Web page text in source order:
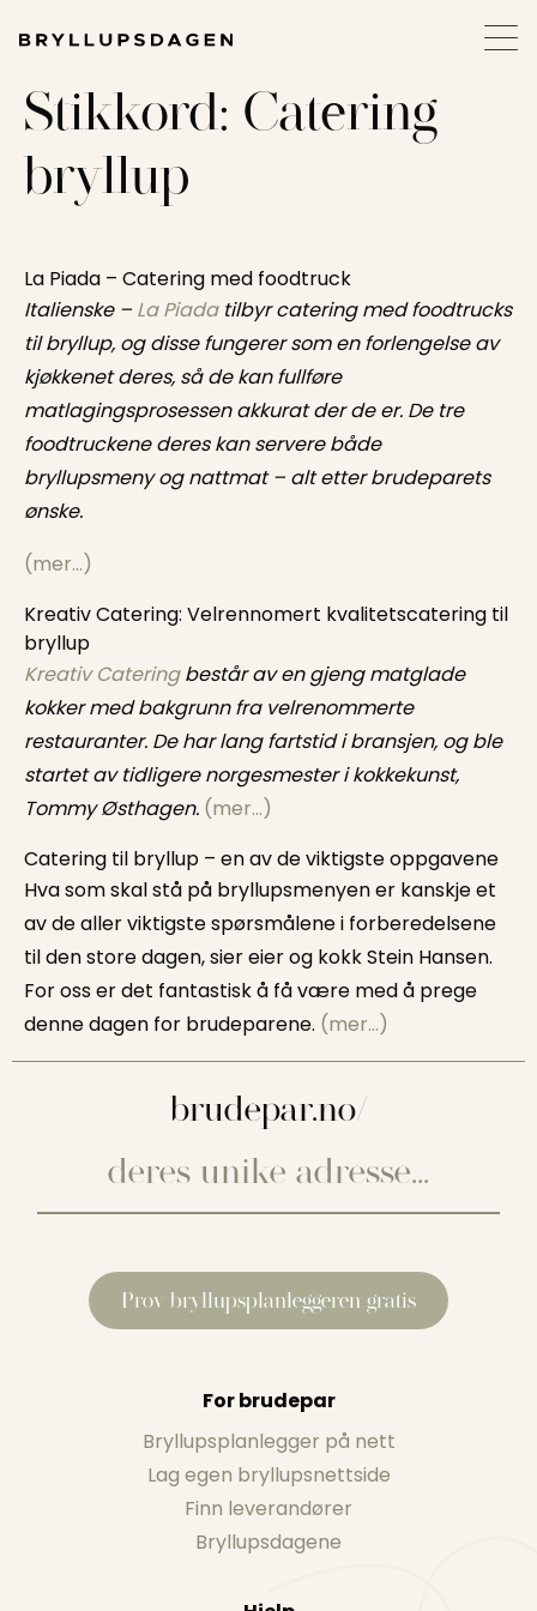
Stikkord: Catering
bryllup
La Piada – Catering med foodtruck
Italienske – La Piadatilbyr catering med foodtrucks
til bryllup, og disse fungerer som en forlengelse av
kjøkkenet deres, så de kan fullføre
matlagingsprosessen akkurat der de er. De tre
foodtruckene deres kan servere både
bryllupsmeny og nattmat – alt etter brudeparets
ønske.
(mer…)
Kreativ Catering: Velrennomert kvalitetscatering til
bryllup
Kreativ Cateringbestår av en gjeng matglade
kokker med bakgrunn fra velrenommerte
restauranter. De har lang fartstid i bransjen, og ble
startet av tidligere norgesmester i kokkekunst,
Tommy Østhagen. (mer…)
Catering til bryllup – en av de viktigste oppgavene
Hva som skal stå på bryllupsmenyen er kanskje et
av de aller viktigste spørsmålene i forberedelsene
til den store dagen, sier eier og kokk Stein Hansen.
For oss er det fantastisk å få være med å prege
denne dagen for brudeparene. (mer…)
brudepar.no/
Prøv bryllupsplanleggeren gratis
For brudepar
Bryllupsplanlegger på nett
Lag egen bryllupsnettside
Finn leverandører
Bryllupsdagene